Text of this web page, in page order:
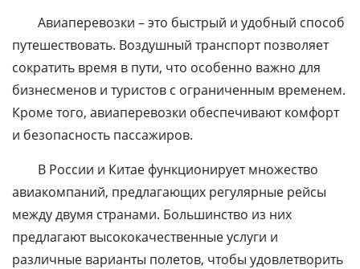
Авиаперевозки – это быстрый и удобный способ
путешествовать. Воздушный транспорт позволяет
сократить время в пути, что особенно важно для
бизнесменов и туристов с ограниченным временем.
Кроме того, авиаперевозки обеспечивают комфорт
и безопасность пассажиров.
В России и Китае функционирует множество
авиакомпаний, предлагающих регулярные рейсы
между двумя странами. Большинство из них
предлагают высококачественные услуги и
различные варианты полетов, чтобы удовлетворить